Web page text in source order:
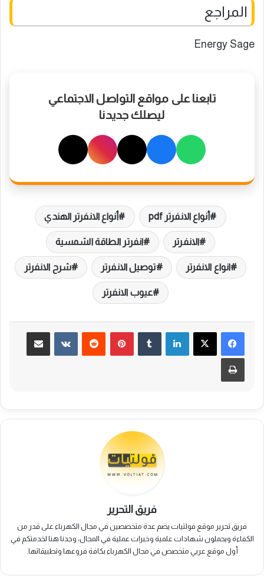
المراجع
Energy Sage
تابعنا على مواقع التواصل الاجتماعي
ليصلك جديدنا
أنواع الانفرتر pdf أنواع الانفرتر الهندي
الانفرتر انفرتر الطاقة الشمسية
انواع الانفرتر توصيل الانفرتر شرح الانفرتر
عيوب الانفرتر
لينكدإن بينتيريست مشاركة عبر البريد
طباعة
فريق التحرير
فريق تحرير موقع فولتيات يضم عدة متخصصين في مجال الكهرباء على قدر من
الكفاءة ويحملون شهادات علمية وخبرات عملية في المجال، وجدنا هنا لخدمتكم في
أول موقع عربي متخصص في مجال الكهرباء بكافة فروعها وتطبيقاتها.